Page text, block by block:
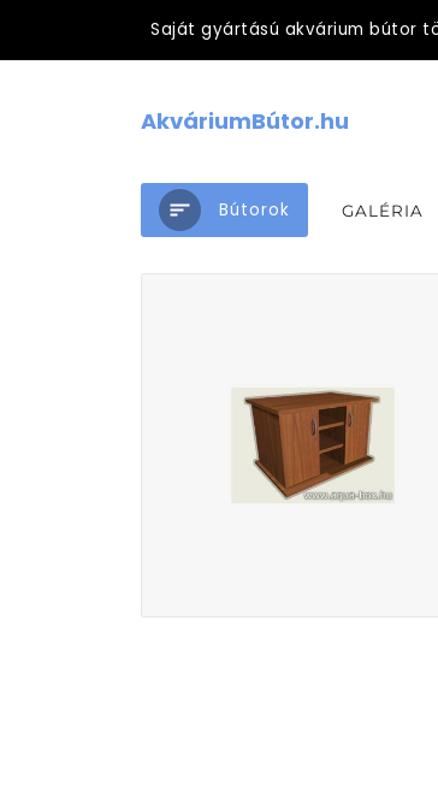
Saját gyártású akvárium bútor
AkváriumBútor.hu
Bútorok GALÉRIA